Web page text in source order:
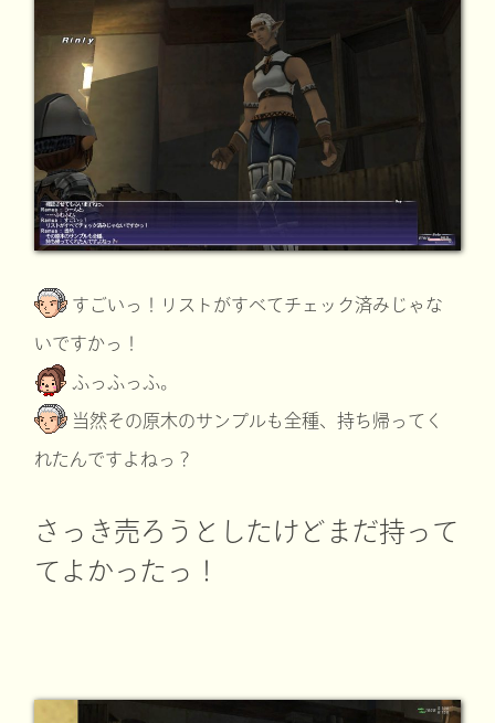
すごいっ！リストがすべてチェック済みじゃな
いですかっ！
ふっふっふ。
当然その原木のサンプルも全種、持ち帰ってく
れたんですよねっ？
さっき売ろうとしたけどまだ持って
てよかったっ！